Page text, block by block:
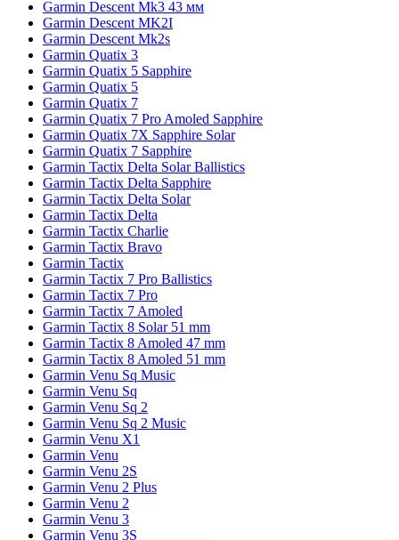
Garmin Descent Mk3 43 мм
Garmin Descent MK2I
Garmin Descent Mk2s
Garmin Quatix 3
Garmin Quatix 5 Sapphire
Garmin Quatix 5
Garmin Quatix 7
Garmin Quatix 7 Pro Amoled Sapphire
Garmin Quatix 7X Sapphire Solar
Garmin Quatix 7 Sapphire
Garmin Tactix Delta Solar Ballistics
Garmin Tactix Delta Sapphire
Garmin Tactix Delta Solar
Garmin Tactix Delta
Garmin Tactix Charlie
Garmin Tactix Bravo
Garmin Tactix
Garmin Tactix 7 Pro Ballistics
Garmin Tactix 7 Pro
Garmin Tactix 7 Amoled
Garmin Tactix 8 Solar 51 mm
Garmin Tactix 8 Amoled 47 mm
Garmin Tactix 8 Amoled 51 mm
Garmin Venu Sq Music
Garmin Venu Sq
Garmin Venu Sq 2
Garmin Venu Sq 2 Music
Garmin Venu X1
Garmin Venu
Garmin Venu 2S
Garmin Venu 2 Plus
Garmin Venu 2
Garmin Venu 3
Garmin Venu 3S